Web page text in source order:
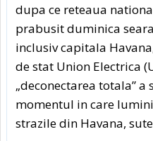
dupa ce reteaua
prabusit duminica
inclusiv capitala
de stat Union Electrica
„deconectarea totala”
momentul in care
strazile din Havana,